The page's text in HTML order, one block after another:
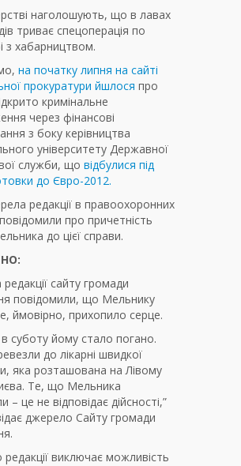
наголошують, що в лавах
триває спецоперація по
з хабарництвом.
на початку липня на сайті
прокуратури йшлося про
кримінальне
через фінансові
з боку керівництва
університету Державної
служби, що відбулися під
до Євро-2012.
редакції в правоохоронних
про причетність
до цієї справи.
сайту громади
повідомили, що Мельнику
ймовірно, прихопило серце.
в суботу йому стало погано.
до лікарні швидкої
яка розташована на Лівому
Те, що Мельника
– це не відповідає дійсності,”
джерело Сайту громади
виключає можливість